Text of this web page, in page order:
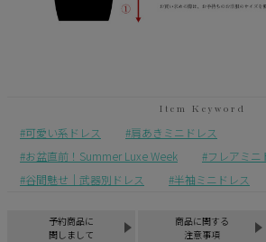
可愛い系ドレス
肩あきミニドレス
お盆直前！Summer Luxe Week
フレアミニ
谷間魅せ｜武器別ドレス
半袖ミニドレス
予約商品に
関しまして
商品に関する
注意事項